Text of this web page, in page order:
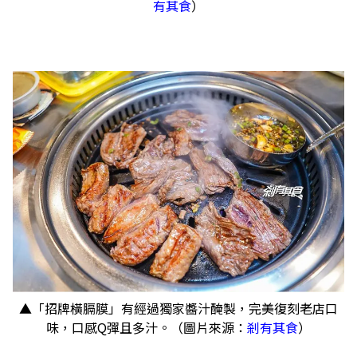
有其食）
▲「招牌橫膈膜」有經過獨家醬汁醃製，完美復刻老店口
味，口感Q彈且多汁。（圖片來源： 剎有其食）